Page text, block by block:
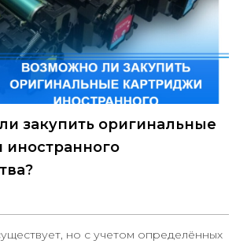
закупить оригинальные
иностранного
но с учетом определённых